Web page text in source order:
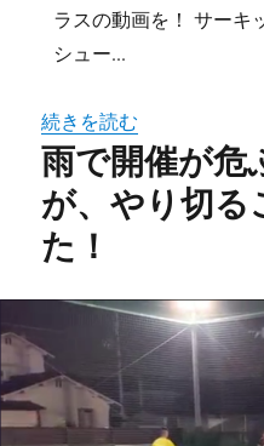
ラスの動画を！ サーキ
シュー...
続きを読む
雨で開催が危
が、やり切る
た！